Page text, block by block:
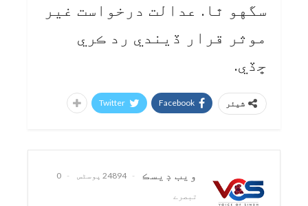
سگهو ٿا. عدالت درخواست غير
موثر قرار ڏيندي رد ڪري
ڇڏي.
شیئر Facebook
Twitter
ويب ڊيسڪ 24894 پوسٹس
0
تبصرے